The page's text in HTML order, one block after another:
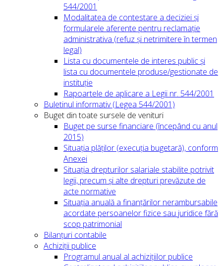
544/2001
Modalitatea de contestare a deciziei și
formularele aferente pentru reclamație
administrativa (refuz și netrimitere în termen
legal)
Lista cu documentele de interes public și
lista cu documentele produse/gestionate de
instituție
Rapoartele de aplicare a Legii nr. 544/2001
Buletinul informativ (Legea 544/2001)
Buget din toate sursele de venituri
Buget pe surse financiare (începând cu anul
2015)
Situația plăților (execuția bugetară), conform
Anexei
Situația drepturilor salariale stabilite potrivit
legii, precum și alte drepturi prevăzute de
acte normative
Situația anuală a finanțărilor nerambursabile
acordate persoanelor fizice sau juridice fără
scop patrimonial
Bilanțuri contabile
Achiziții publice
Programul anual al achizițiilor publice